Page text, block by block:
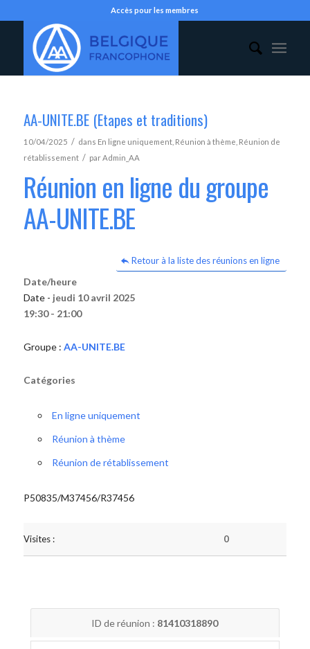
Accès pour les membres
AA-UNITE.BE (Etapes et traditions)
10/04/2025 / dans En ligne uniquement, Réunion à thème Réunion de
rétablissement / parAdmin_AA
Réunion en ligne du groupe
AA-UNITE.BE
Retour à la liste des réunions en ligne
Date/heure
Date - jeudi 10 avril 2025
19:30 - 21:00
Groupe : AA-UNITE.BE
Catégories
En ligne uniquement
Réunion à thème
Réunion de rétablissement
P50835/M37456/R37456
Visites : 0
ID de réunion : 81410318890